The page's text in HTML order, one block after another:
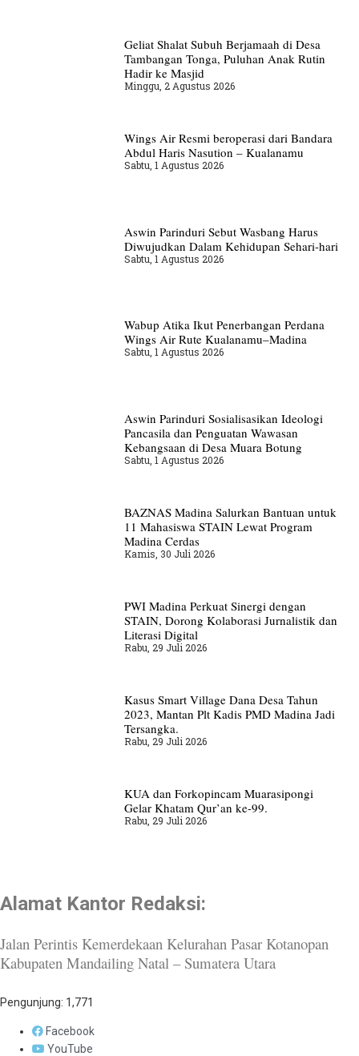
Geliat Shalat Subuh Berjamaah di Desa
Tambangan Tonga, Puluhan Anak Rutin
Hadir ke Masjid
Minggu, 2 Agustus 2026
Wings Air Resmi beroperasi dari Bandara
Abdul Haris Nasution – Kualanamu
Sabtu, 1 Agustus 2026
Aswin Parinduri Sebut Wasbang Harus
Diwujudkan Dalam Kehidupan Sehari-hari
Sabtu, 1 Agustus 2026
Wabup Atika Ikut Penerbangan Perdana
Wings Air Rute Kualanamu–Madina
Sabtu, 1 Agustus 2026
Aswin Parinduri Sosialisasikan Ideologi
Pancasila dan Penguatan Wawasan
Kebangsaan di Desa Muara Botung
Sabtu, 1 Agustus 2026
BAZNAS Madina Salurkan Bantuan untuk
11 Mahasiswa STAIN Lewat Program
Madina Cerdas
Kamis, 30 Juli 2026
PWI Madina Perkuat Sinergi dengan
STAIN, Dorong Kolaborasi Jurnalistik dan
Literasi Digital
Rabu, 29 Juli 2026
Kasus Smart Village Dana Desa Tahun
2023, Mantan Plt Kadis PMD Madina Jadi
Tersangka.
Rabu, 29 Juli 2026
KUA dan Forkopincam Muarasipongi
Gelar Khatam Qur’an ke-99.
Rabu, 29 Juli 2026
Alamat Kantor Redaksi:
Jalan Perintis Kemerdekaan Kelurahan Pasar Kotanopan
Kabupaten Mandailing Natal – Sumatera Utara
Pengunjung: 1,771
Facebook
YouTube